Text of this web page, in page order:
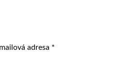
adresa *